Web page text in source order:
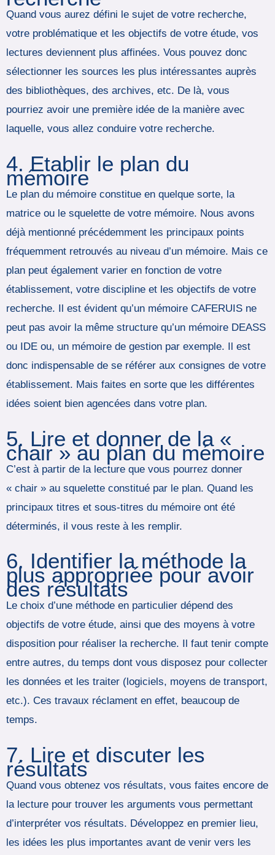
Quand vous aurez défini le sujet de votre recherche,
votre problématique et les objectifs de votre étude, vos
lectures deviennent plus affinées. Vous pouvez donc
sélectionner les sources les plus intéressantes auprès
des bibliothèques, des archives, etc. De là, vous
pourriez avoir une première idée de la manière avec
laquelle, vous allez conduire votre recherche.
4. Etablir le plan du
mémoire
Le plan du mémoire constitue en quelque sorte, la
matrice ou le squelette de votre mémoire. Nous avons
déjà mentionné précédemment les principaux points
fréquemment retrouvés au niveau d’un mémoire. Mais ce
plan peut également varier en fonction de votre
établissement, votre discipline et les objectifs de votre
recherche. Il est évident qu’un mémoire CAFERUIS ne
peut pas avoir la même structure qu’un mémoire DEASS
ou IDE ou, un mémoire de gestion par exemple. Il est
donc indispensable de se référer aux consignes de votre
établissement. Mais faites en sorte que les différentes
idées soient bien agencées dans votre plan.
5. Lire et donner de la «
chair » au plan du mémoire
C’est à partir de la lecture que vous pourrez donner
« chair » au squelette constitué par le plan. Quand les
principaux titres et sous-titres du mémoire ont été
déterminés, il vous reste à les remplir.
6. Identifier la méthode la
plus appropriée pour avoir
des résultats
Le choix d’une méthode en particulier dépend des
objectifs de votre étude, ainsi que des moyens à votre
disposition pour réaliser la recherche. Il faut tenir compte
entre autres, du temps dont vous disposez pour collecter
les données et les traiter (logiciels, moyens de transport,
etc.). Ces travaux réclament en effet, beaucoup de
temps.
7. Lire et discuter les
résultats
Quand vous obtenez vos résultats, vous faites encore de
la lecture pour trouver les arguments vous permettant
d’interpréter vos résultats. Développez en premier lieu,
les idées les plus importantes avant de venir vers les